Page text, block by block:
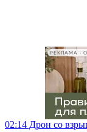
02:14 Дрон со